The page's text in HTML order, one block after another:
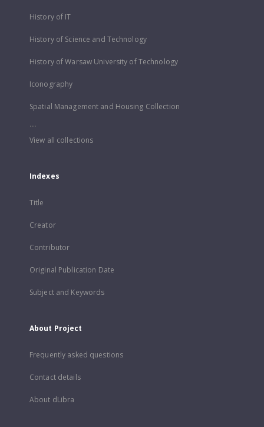
History of IT
History of Science and Technology
History of Warsaw University of Technology
Iconography
Spatial Management and Housing Collection
...
View all collections
Indexes
Title
Creator
Contributor
Original Publication Date
Subject and Keywords
About Project
Frequently asked questions
Contact details
About dLibra